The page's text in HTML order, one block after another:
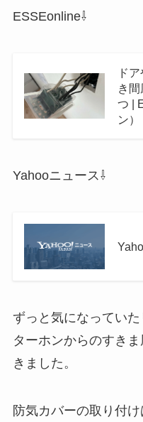
ESSEonline⇩
ド
き
つ |
ン）
Yahooニュース⇩
ずっと気になってい
ターホンからのすき
きました。
防気カバーの取り付